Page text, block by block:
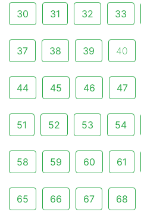
30 31 32 33
37 38 39 40
44 45 46 47
51 52 53 54
58 59 60 61
65 66 67 68